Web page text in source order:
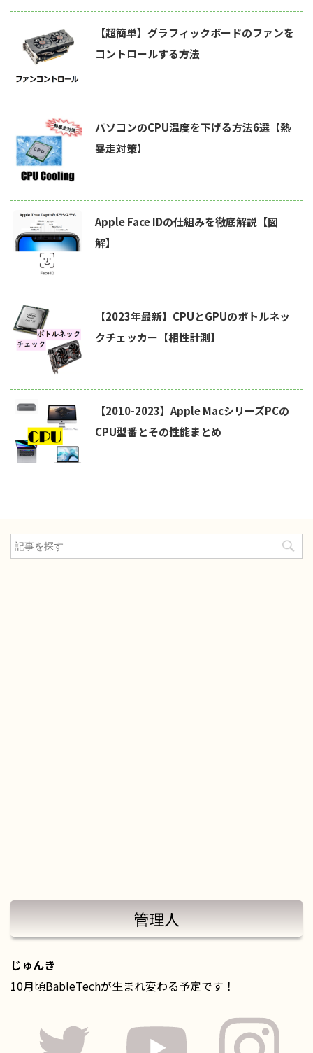
【超簡単】グラフィックボードのファンを
コントロールする方法
パソコンのCPU温度を下げる方法6選【熱
暴走対策】
Apple Face IDの仕組みを徹底解説【図
解】
【2023年最新】CPUとGPUのボトルネッ
クチェッカー【相性計測】
【2010-2023】Apple MacシリーズPCの
CPU型番とその性能まとめ
管理人
じゅんき
10月頃BableTechが生まれ変わる予定です！